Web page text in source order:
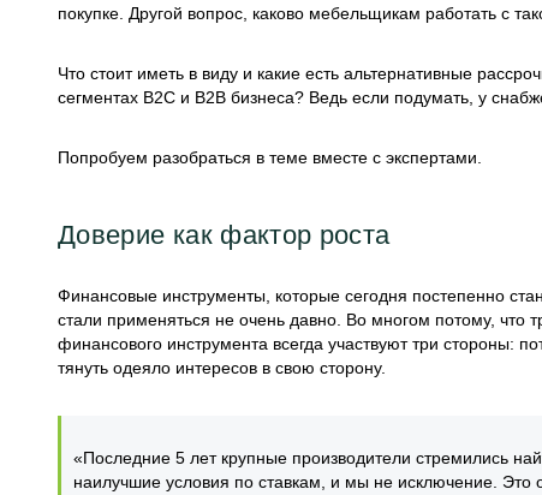
покупке. Другой вопрос, каково мебельщикам работать с
Что стоит иметь в виду и какие есть альтернативные
сегментах В2С и В2В бизнеса? Ведь если подумать, у
Попробуем разобраться в теме вместе с экспертами.
Доверие как фактор роста
Финансовые инструменты, которые сегодня постепенно
стали применяться не очень давно. Во многом потому, что
финансового инструмента всегда участвуют три стороны:
тянуть одеяло интересов в свою сторону.
«Последние 5 лет крупные производители стремились
наилучшие условия по ставкам, и мы не исключение. Это